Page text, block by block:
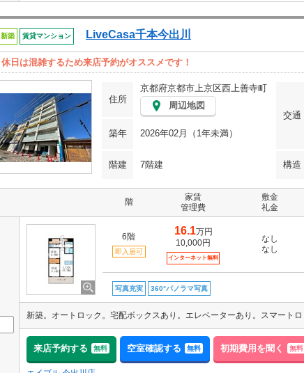
新築 賃貸マンション LiveCasa千本今出川
休日は混雑するため来店予約がオススメです！
住所
京都府京都市上京区西上善寺町
周辺地図
交通
築年 2026年02月（1年未満）
階建 7階建 構造
階
家賃
管理費
敷金
礼金
6階
即入居可
16.1万円
10,000円
インターネット無料
なし
なし
写真充実 360°パノラマ写真
来店予約する 無料 空室確認する 無料 初期費用を聞く 無料